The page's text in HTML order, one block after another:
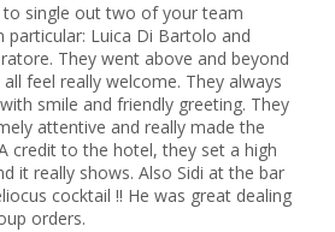
to single out two of your team
particular: Luica Di Bartolo and
They went above and beyond
feel really welcome. They always
smile and friendly greeting. They
attentive and really made the
credit to the hotel, they set a high
it really shows. Also Sidi at the bar
cocktail !! He was great dealing
orders.